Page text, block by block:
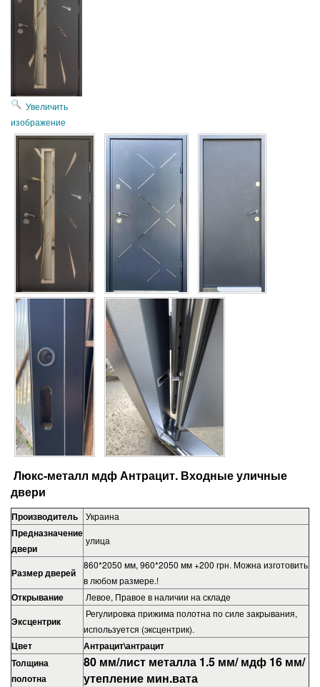
Увеличить
изображение
Люкс-металл мдф Антрацит. Входные уличные
двери
Производитель Украина
Предназначение
двери
улица
Размер дверей
860*2050 мм, 960*2050 мм +200 грн. Можна изготовить
в любом размере.!
Открывание Левое, Правое в наличии на складе
Эксцентрик
Регулировка прижима полотна по силе закрывания,
используется (эксцентрик).
Цвет
Антрацит\антрацит
Толщина
полотна
80 мм/лист металла 1.5 мм/ мдф 16 мм/
утепление мин.вата